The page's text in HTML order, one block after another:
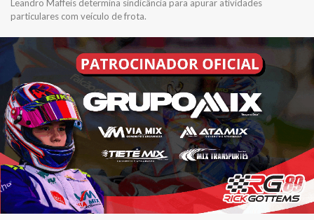
Leandro Maffeis determina sindicância para apurar atividades
particulares com veículo de frota.